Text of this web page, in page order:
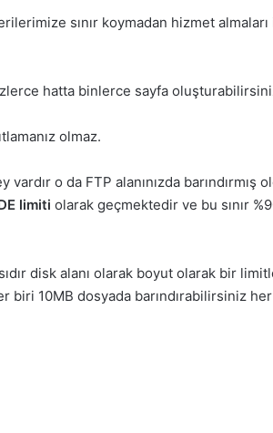
sınır koymadan hizmet
hatta binlerce sayfa
olmaz.
o da FTP alanınızda barındırmış
limiti olarak geçmektedir ve bu sınır
disk alanı olarak boyut olarak bir
biri 10MB dosyada barındırabilirsiniz